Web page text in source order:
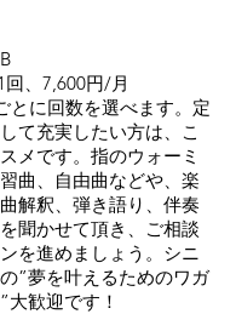
B
、7,600円/月
とに回数を選べます。定
て充実したい方は、こ
メです。指のウォーミ
曲、自由曲などや、楽
解釈、弾き語り、伴奏
聞かせて頂き、ご相談
を進めましょう。シニ
”夢を叶えるためのワガ
大歓迎です！